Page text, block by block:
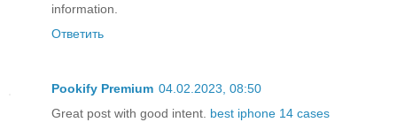
information.
Ответить
Pookify Premium 04.02.2023, 08:50
Great post with good intent. best iphone 14 cases